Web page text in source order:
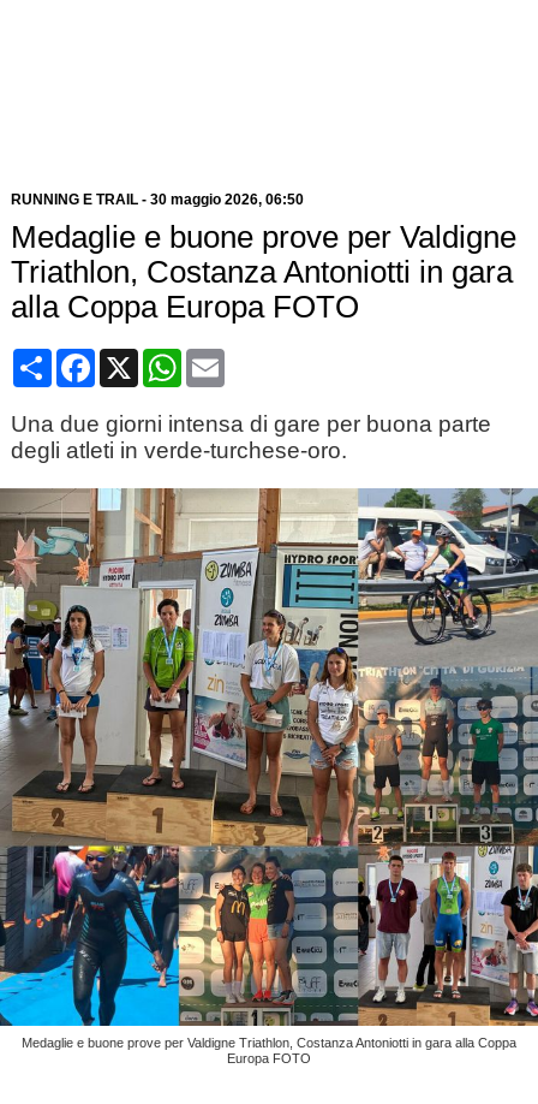
RUNNING E TRAIL- 30 maggio 2026, 06:50
Medaglie e buone prove per Valdigne
Triathlon, Costanza Antoniotti in gara
alla Coppa Europa FOTO
CondividiFacebook
X WhatsApp
Email
Una due giorni intensa di gare per buona parte
degli atleti in verde-turchese-oro.
Medaglie e buone prove per Valdigne Triathlon, Costanza Antoniotti in gara alla Coppa
Europa FOTO